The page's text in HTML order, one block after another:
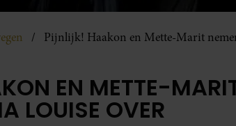
Pijnlijk! Haakon en Mette-Marit
EN METTE-
LOUISE OVER